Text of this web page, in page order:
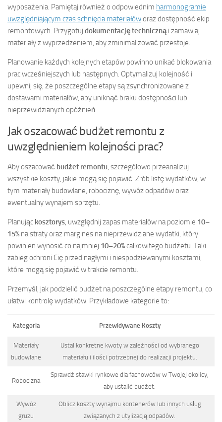
wyposażenia. Pamiętaj również o odpowiednim harmonogramie
uwzględniającym czas schnięcia materiałóworaz dostępność ekip
remontowych. Przygotuj dokumentację techniczną i zamawiaj
materiały z wyprzedzeniem, aby zminimalizować przestoje.
Planowanie każdych kolejnych etapów powinno unikać blokowania
prac wcześniejszych lub następnych. Optymalizuj kolejność i
upewnij się, że poszczególne etapy są zsynchronizowane z
dostawami materiałów, aby uniknąć braku dostępności lub
nieprzewidzianych opóźnień.
Jak oszacować budżet remontu z
uwzględnieniem kolejności prac?
Aby oszacować budżet remontu , szczegółowo przeanalizuj
wszystkie koszty, jakie mogą się pojawić. Zrób listę wydatków, w
tym materiały budowlane, robociznę, wywóz odpadów oraz
ewentualny wynajem sprzętu.
Planując kosztorys , uwzględnij zapas materiałów na poziomie 10–
15% na straty oraz margines na nieprzewidziane wydatki, który
powinien wynosić co najmniej 10–20%całkowitego budżetu. Taki
zabieg ochroni Cię przed nagłymi i niespodziewanymi kosztami,
które mogą się pojawić w trakcie remontu.
Przemyśl, jak podzielić budżet na poszczególne etapy remontu, co
ułatwi kontrolę wydatków. Przykładowe kategorie to:
Kategoria Przewidywane Koszty
Materiały
budowlane
Ustal konkretne kwoty w zależności od wybranego
materiału i ilości potrzebnej do realizacji projektu.
Robocizna
Sprawdź stawki rynkowe dla fachowców w Twojej okolicy,
aby ustalić budżet.
Wywóz
gruzu
Oblicz koszty wynajmu kontenerów lub innych usług
związanych z utylizacją odpadów.